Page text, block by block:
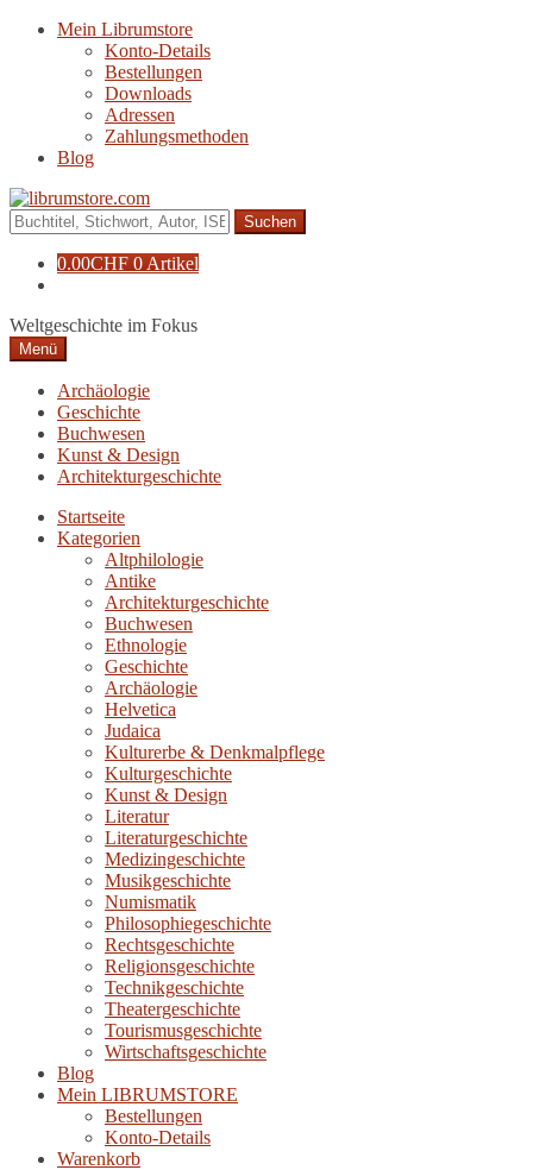
Navigation
Zum
Mein Librumstore
Konto-Details
Bestellungen
Downloads
Adressen
Zahlungsmethoden
Blog
Suche
nach:
0.00CHF 0 Artikel
Weltgeschichte im Fokus
Menü
Archäologie
Geschichte
Buchwesen
Kunst & Design
Architekturgeschichte
Startseite
Kategorien
Altphilologie
Antike
Architekturgeschichte
Buchwesen
Ethnologie
Geschichte
Archäologie
Helvetica
Judaica
Kulturerbe & Denkmalpflege
Kulturgeschichte
Kunst & Design
Literatur
Literaturgeschichte
Medizingeschichte
Musikgeschichte
Numismatik
Philosophiegeschichte
Rechtsgeschichte
Religionsgeschichte
Technikgeschichte
Theatergeschichte
Tourismusgeschichte
Wirtschaftsgeschichte
Blog
Mein LIBRUMSTORE
Bestellungen
Konto-Details
Warenkorb